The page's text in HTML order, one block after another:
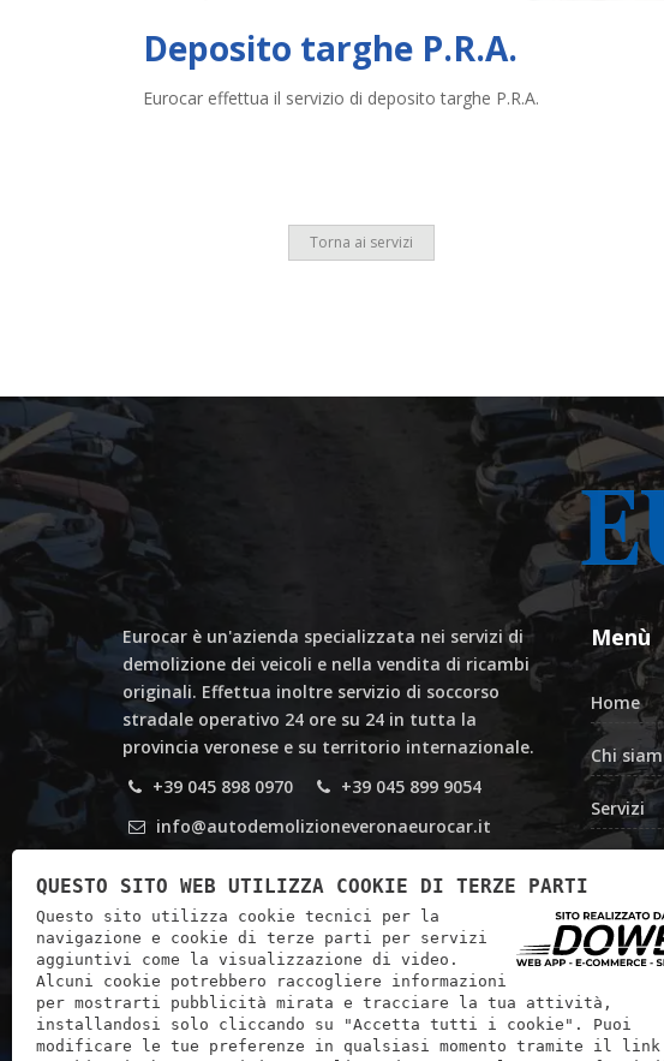
Deposito targhe P.R.A.
Eurocar effettua il servizio di deposito targhe P.R.A.
Torna ai servizi
Eurocar è un'azienda specializzata nei servizi di
demolizione dei veicoli e nella vendita di ricambi
originali. Effettua inoltre servizio di soccorso
stradale operativo 24 ore su 24 in tutta la
provincia veronese e su territorio internazionale.
+39 045 898 0970
+39 045 899 9054
info@autodemolizioneveronaeurocar.it
Menù
Home
Chi
Servizi
QUESTO SITO WEB UTILIZZA COOKIE DI TERZE PARTI
Questo sito utilizza cookie tecnici per la
navigazione e cookie di terze parti per servizi
aggiuntivi come la visualizzazione di video.
Alcuni cookie potrebbero raccogliere informazioni
per mostrarti pubblicità mirata e tracciare la tua attività,
installandosi solo cliccando su "Accetta tutti i cookie". Puoi
modificare le tue preferenze in qualsiasi momento tramite il link